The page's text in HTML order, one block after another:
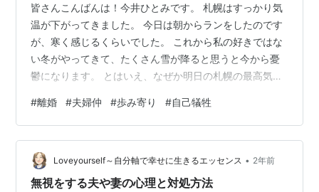
皆さんこんばんは！今井ひとみです。 札幌はすっかり気
温が下がってきました。 今日は朝からランをしたのです
が、寒く感じるくらいでした。 これから私の好きではな
い冬がやってきて、たくさん雪が降ると思うと今から憂
鬱になります。 とはいえ、なぜか明日の札幌の最高気温
なりますので、 皆さんもくれぐれもご注意くださいね！
それでは、今日のテーマはこちらです。 「離婚を考える
時～離れるべきタイミングを判断する基準～」 夫や妻と
離婚するべきタイミングというのはどういう時なのかと
いうお話をさせていただきます。 こちらのブログもあわ
#離婚 #夫婦仲 #歩み寄り #自己犠牲
Loveyourself～自分軸で幸せに生きるエッセンス • 2年前
無視をする夫や妻の心理と対処方法